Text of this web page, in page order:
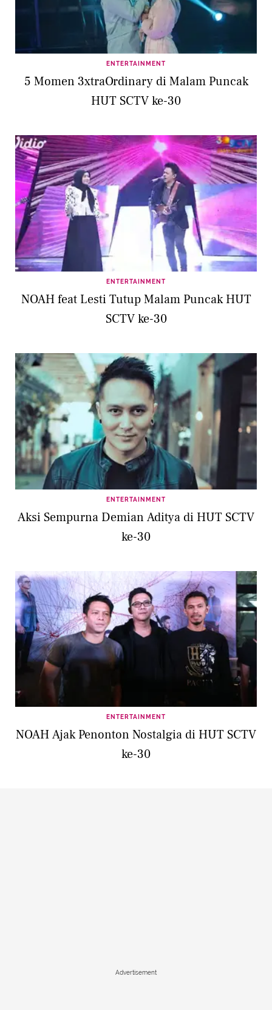
ENTERTAINMENT
5 Momen 3xtraOrdinary di Malam Puncak
HUT SCTV ke-30
ENTERTAINMENT
NOAH feat Lesti Tutup Malam Puncak HUT
SCTV ke-30
ENTERTAINMENT
Aksi Sempurna Demian Aditya di HUT SCTV
ke-30
ENTERTAINMENT
NOAH Ajak Penonton Nostalgia di HUT SCTV
ke-30
Advertisement